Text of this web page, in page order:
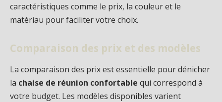
caractéristiques comme le prix, la couleur et le
matériau pour faciliter votre choix.
Comparaison des prix et des modèles
La comparaison des prix est essentielle pour dénicher
la chaise de réunion confortable qui correspond à
votre budget. Les modèles disponibles varient